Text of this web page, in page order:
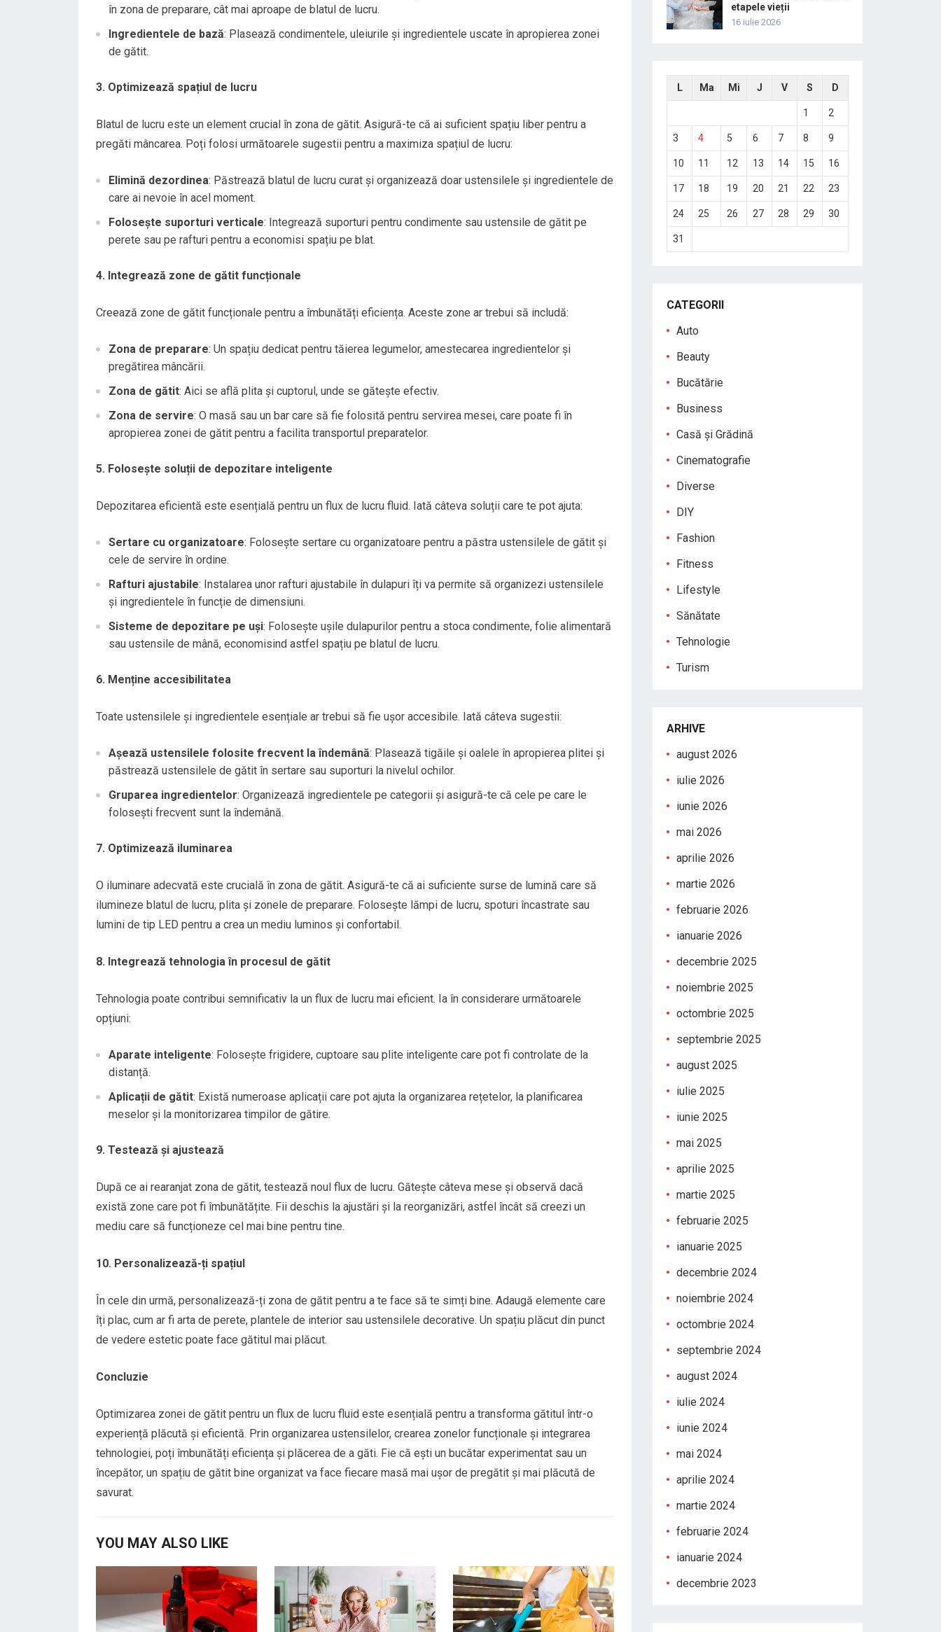
în zona de preparare, cât mai aproape de blatul de lucru.
Ingredientele de bază: Plasează condimentele, uleiurile și ingredientele uscate în apropierea zonei
de gătit.
3. Optimizează spațiul de lucru
Blatul de lucru este un element crucial în zona de gătit. Asigură-te că ai suficient spațiu liber pentru a
pregăti mâncarea. Poți folosi următoarele sugestii pentru a maximiza spațiul de lucru:
Elimină dezordinea: Păstrează blatul de lucru curat și organizează doar ustensilele și ingredientele de
care ai nevoie în acel moment.
Folosește suporturi verticale: Integrează suporturi pentru condimente sau ustensile de gătit pe
perete sau pe rafturi pentru a economisi spațiu pe blat.
4. Integrează zone de gătit funcționale
Creează zone de gătit funcționale pentru a îmbunătăți eficiența. Aceste zone ar trebui să includă:
Zona de preparare: Un spațiu dedicat pentru tăierea legumelor, amestecarea ingredientelor și
pregătirea mâncării.
Zona de gătit: Aici se află plita și cuptorul, unde se gătește efectiv.
Zona de servire: O masă sau un bar care să fie folosită pentru servirea mesei, care poate fi în
apropierea zonei de gătit pentru a facilita transportul preparatelor.
5. Folosește soluții de depozitare inteligente
Depozitarea eficientă este esențială pentru un flux de lucru fluid. Iată câteva soluții care te pot ajuta:
Sertare cu organizatoare: Folosește sertare cu organizatoare pentru a păstra ustensilele de gătit și
cele de servire în ordine.
Rafturi ajustabile: Instalarea unor rafturi ajustabile în dulapuri îți va permite să organizezi ustensilele
și ingredientele în funcție de dimensiuni.
Sisteme de depozitare pe uși: Folosește ușile dulapurilor pentru a stoca condimente, folie alimentară
sau ustensile de mână, economisind astfel spațiu pe blatul de lucru.
6. Menține accesibilitatea
Toate ustensilele și ingredientele esențiale ar trebui să fie ușor accesibile. Iată câteva sugestii:
Așează ustensilele folosite frecvent la îndemână: Plasează tigăile și oalele în apropierea plitei și
păstrează ustensilele de gătit în sertare sau suporturi la nivelul ochilor.
Gruparea ingredientelor: Organizează ingredientele pe categorii și asigură-te că cele pe care le
folosești frecvent sunt la îndemână.
7. Optimizează iluminarea
O iluminare adecvată este crucială în zona de gătit. Asigură-te că ai suficiente surse de lumină care să
ilumineze blatul de lucru, plita și zonele de preparare. Folosește lămpi de lucru, spoturi încastrate sau
lumini de tip LED pentru a crea un mediu luminos și confortabil.
8. Integrează tehnologia în procesul de gătit
Tehnologia poate contribui semnificativ la un flux de lucru mai eficient. Ia în considerare următoarele
opțiuni:
Aparate inteligente: Folosește frigidere, cuptoare sau plite inteligente care pot fi controlate de la
distanță.
Aplicații de gătit: Există numeroase aplicații care pot ajuta la organizarea rețetelor, la planificarea
meselor și la monitorizarea timpilor de gătire.
9. Testează și ajustează
După ce ai rearanjat zona de gătit, testează noul flux de lucru. Gătește câteva mese și observă dacă
există zone care pot fi îmbunătățite. Fii deschis la ajustări și la reorganizări, astfel încât să creezi un
mediu care să funcționeze cel mai bine pentru tine.
10. Personalizează-ți spațiul
În cele din urmă, personalizează-ți zona de gătit pentru a te face să te simți bine. Adaugă elemente care
îți plac, cum ar fi arta de perete, plantele de interior sau ustensilele decorative. Un spațiu plăcut din punct
de vedere estetic poate face gătitul mai plăcut.
Concluzie
Optimizarea zonei de gătit pentru un flux de lucru fluid este esențială pentru a transforma gătitul într-o
experiență plăcută și eficientă. Prin organizarea ustensilelor, crearea zonelor funcționale și integrarea
tehnologiei, poți îmbunătăți eficiența și plăcerea de a găti. Fie că ești un bucătar experimentat sau un
începător, un spațiu de gătit bine organizat va face fiecare masă mai ușor de pregătit și mai plăcută de
savurat.
YOU MAY ALSO LIKE
etapele vieții
16 iulie 2026
L Ma Mi J V S D
1 2
3 4 5 6 7 8 9
10 11 12 13 14 15 16
17 18 19 20 21 22 23
24 25 26 27 28 29 30
31
CATEGORII
Auto
Beauty
Bucătărie
Business
Casă și Grădină
Cinematografie
Diverse
DIY
Fashion
Fitness
Lifestyle
Sănătate
Tehnologie
Turism
ARHIVE
august 2026
iulie 2026
iunie 2026
mai 2026
aprilie 2026
martie 2026
februarie 2026
ianuarie 2026
decembrie 2025
noiembrie 2025
octombrie 2025
septembrie 2025
august 2025
iulie 2025
iunie 2025
mai 2025
aprilie 2025
martie 2025
februarie 2025
ianuarie 2025
decembrie 2024
noiembrie 2024
octombrie 2024
septembrie 2024
august 2024
iulie 2024
iunie 2024
mai 2024
aprilie 2024
martie 2024
februarie 2024
ianuarie 2024
decembrie 2023